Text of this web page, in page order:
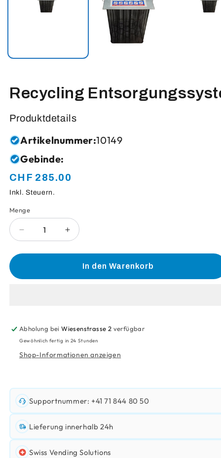
Recycling
Produktdetails
Artikelnummer:10149
Gebinde:
Normaler
Preis
CHF 285.00
Inkl. Steuern.
Anzahl
Menge
Verringere
die
Menge
Erhöhe
die
Menge
In den Warenkorb
Abholung beiWiesenstrasse 2 verfügbar
Gewöhnlich fertig in 24 Stunden
Shop-Informationen anzeigen
Supportnummer: +41 71 844 80 50
Lieferung innerhalb 24h
Swiss Vending Solutions